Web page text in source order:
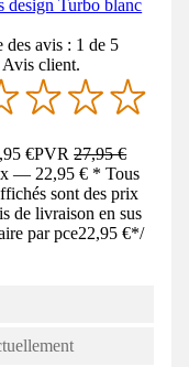
design Turbo blanc
des avis : 1 de 5
Avis client.
€PVR27,95 €
— 22,95 € * Tous
sont des prix
de livraison en sus
par pce22,95 €*/